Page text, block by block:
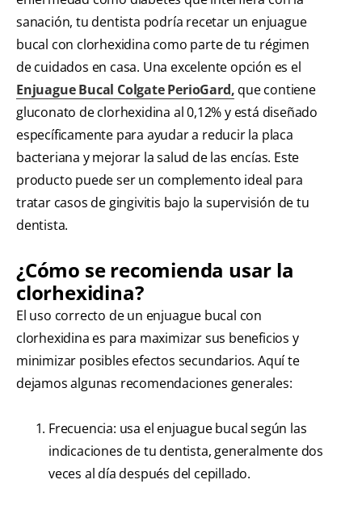
sanación, tu dentista podría recetar un enjuague
bucal con clorhexidina como parte de tu régimen
de cuidados en casa. Una excelente opción es el
Enjuague Bucal Colgate PerioGard, que contiene
gluconato de clorhexidina al 0,12% y está diseñado
específicamente para ayudar a reducir la placa
bacteriana y mejorar la salud de las encías. Este
producto puede ser un complemento ideal para
tratar casos de gingivitis bajo la supervisión de tu
dentista.
¿Cómo se recomienda usar la
clorhexidina?
El uso correcto de un enjuague bucal con
clorhexidina es para maximizar sus beneficios y
minimizar posibles efectos secundarios. Aquí te
dejamos algunas recomendaciones generales:
Frecuencia: usa el enjuague bucal según las
indicaciones de tu dentista, generalmente dos
veces al día después del cepillado.